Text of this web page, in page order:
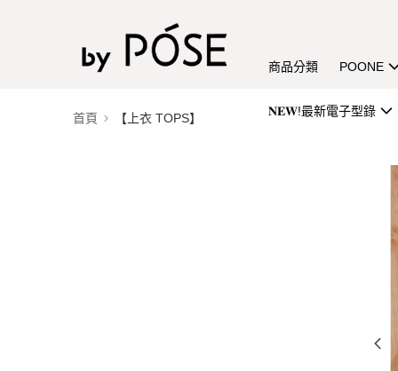
商品分類 POONE
𝐍𝐄𝐖!最新電子型錄
首頁 【上衣 TOPS】